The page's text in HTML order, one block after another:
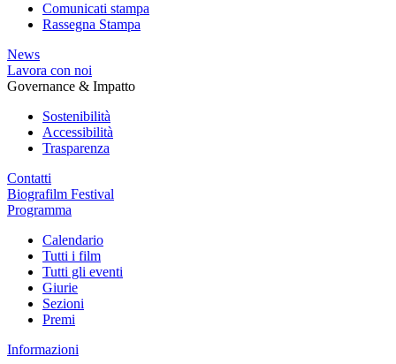
Comunicati stampa
Rassegna Stampa
News
Lavora con noi
Governance & Impatto
Sostenibilità
Accessibilità
Trasparenza
Contatti
Biografilm Festival
Programma
Calendario
Tutti i film
Tutti gli eventi
Giurie
Sezioni
Premi
Informazioni